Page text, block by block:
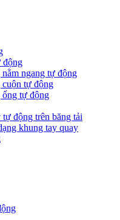
động
ngang tự động
cuộn tự động
ống tự động
động trên băng tải
khung tay quay